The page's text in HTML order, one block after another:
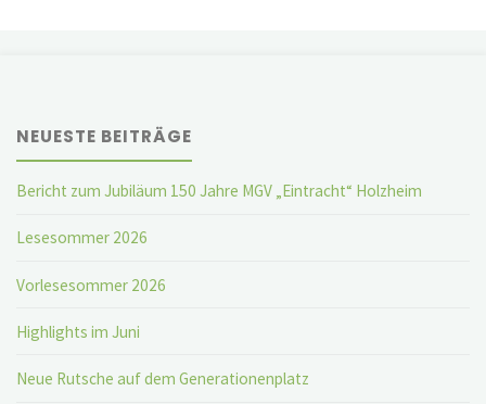
NEUESTE BEITRÄGE
Bericht zum Jubiläum 150 Jahre MGV „Eintracht“ Holzheim
Lesesommer 2026
Vorlesesommer 2026
Highlights im Juni
Neue Rutsche auf dem Generationenplatz